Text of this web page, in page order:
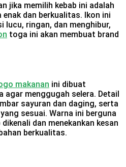
jika memilih kebab ini adalah
dan berkualitas. Ikon ini
lucu, ringan, dan menghibur,
toga ini akan membuat brand
makanan ini dibuat
agar menggugah selera. Detail
sayuran dan daging, serta
sesuai. Warna ini berguna
dan menekankan kesan
berkualitas.